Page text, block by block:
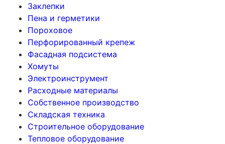
Заклепки
Пена и герметики
Пороховое
Перфорированный крепеж
Фасадная подсистема
Хомуты
Электроинструмент
Расходные материалы
Собственное производство
Складская техника
Строительное оборудование
Тепловое оборудование